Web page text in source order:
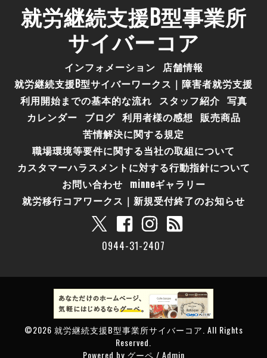
就労継続支援B型事業所
サイバーコア
インフォメーション 店舗情報
就労継続支援B型サイバーワークス｜障害者就労支援
利用開始までの基本的な流れ スタッフ紹介 写真
カレンダー ブログ 利用者様の感想 販売商品
苦情解決に関する規定
職場環境等要件に関する当社の取組について
カスタマーハラスメントに対する行動指針について
お問い合わせ minneギャラリー
就労移行コアワークス｜新規受付終了のお知らせ
0944-31-2407
©2026 就労継続支援B型事業所サイバーコア . All Rights
Reserved.
Powered by グーペ / Admin